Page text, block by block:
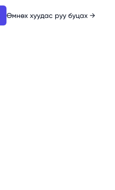
Өмнөх хуудас руу буцах →